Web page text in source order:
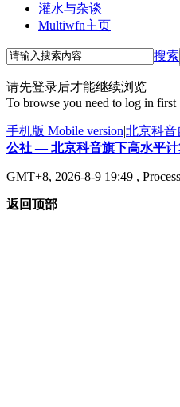
灌水与杂谈
Multiwfn主页
搜索
请先登录后才能继续浏览
To browse you need to log in first
手机版 Mobile version|北京科音
公社 — 北京科音旗下高水平
GMT+8, 2026-8-9 19:49 ,
返回顶部